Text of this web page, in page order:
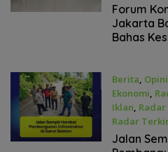
Februari 2,
Forum
Jakarta
Bahas
Berita, Opini
Ekonomi,
Iklan,
Radar
Februari 2,
Jalan